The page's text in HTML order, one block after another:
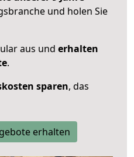
und holen Sie
aus und erhalten
.
sparen, das
erhalten